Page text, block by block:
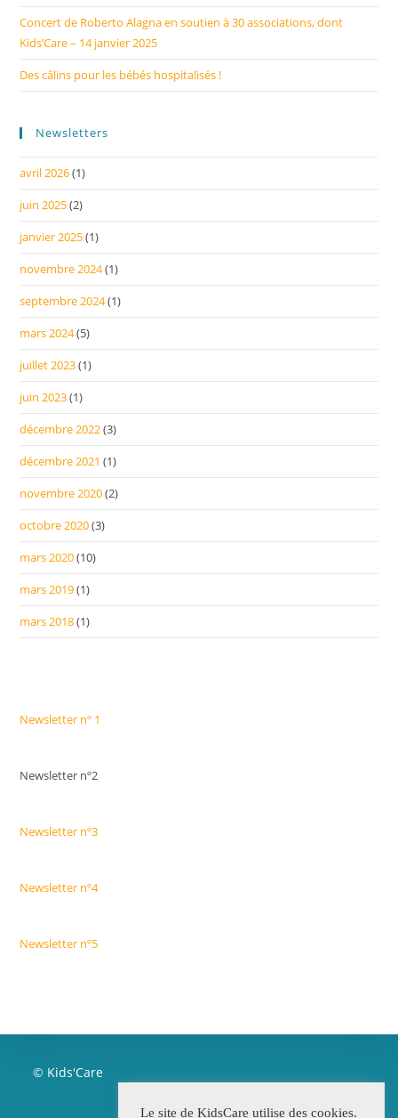
Concert de Roberto Alagna en soutien à 30 associations, dont
Kids’Care – 14 janvier 2025
Des câlins pour les bébés hospitalisés !
Newsletters
avril 2026(1)
juin 2025(2)
janvier 2025(1)
novembre 2024(1)
septembre 2024(1)
mars 2024(5)
juillet 2023(1)
juin 2023(1)
décembre 2022(3)
décembre 2021 (1)
novembre 2020(2)
octobre 2020(3)
mars 2020(10)
mars 2019(1)
mars 2018(1)
Newsletter nº 1
Newsletter nº2
Newsletter nº3
Newsletter nº4
Newsletter nº5
© Kids'Care
Le site de KidsCare utilise des cookies.